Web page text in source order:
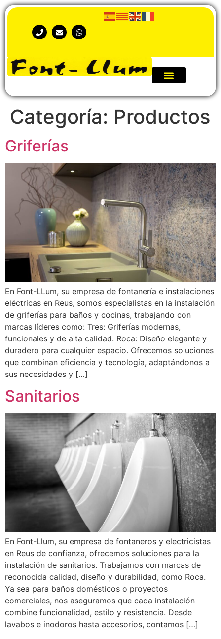
Categoría: Productos
Griferías
En Font-LLum, su empresa de fontanería e instalaciones
eléctricas en Reus, somos especialistas en la instalación
de griferías para baños y cocinas, trabajando con
marcas líderes como: Tres: Griferías modernas,
funcionales y de alta calidad. Roca: Diseño elegante y
duradero para cualquier espacio. Ofrecemos soluciones
que combinan eficiencia y tecnología, adaptándonos a
sus necesidades y […]
Sanitarios
En Font-Llum, su empresa de fontaneros y electricistas
en Reus de confianza, ofrecemos soluciones para la
instalación de sanitarios. Trabajamos con marcas de
reconocida calidad, diseño y durabilidad, como Roca.
Ya sea para baños domésticos o proyectos
comerciales, nos aseguramos que cada instalación
combine funcionalidad, estilo y resistencia. Desde
lavabos e inodoros hasta accesorios, contamos […]